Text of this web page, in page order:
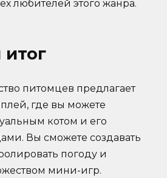
любителей этого жанра.
питомцев предлагает
где вы можете
котом и его
Вы сможете создавать
погоду и
мини-игр.